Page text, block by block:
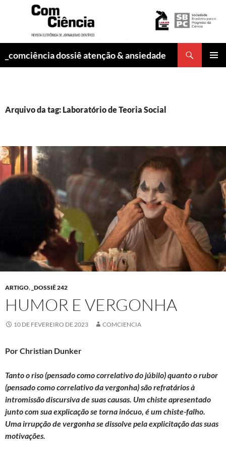
_comciência dossiê atenção & ansiedade
Arquivo da tag: Laboratório de Teoria Social
ARTIGO, _DOSSIÊ 242
HUMOR E VERGONHA
10 DE FEVEREIRO DE 2023 COMCIENCIA
Por Christian Dunker
Tanto o riso (pensado como correlativo do júbilo) quanto o rubor
(pensado como correlativo da vergonha) são refratários à
intromissão discursiva de suas causas. Um chiste apresentado
junto com sua explicação se torna inócuo, é um chiste-falho.
Uma irrupção de vergonha se dissolve pela explicitação das suas
motivações.